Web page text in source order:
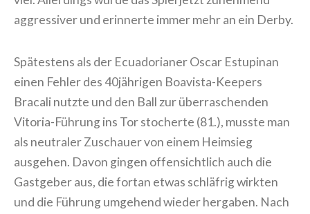
aggressiver und erinnerte immer mehr an ein Derby.
Spätestens als der Ecuadorianer Oscar Estupinan
einen Fehler des 40jährigen Boavista-Keepers
Bracali nutzte und den Ball zur überraschenden
Vitoria-Führung ins Tor stocherte (81.), musste man
als neutraler Zuschauer von einem Heimsieg
ausgehen. Davon gingen offensichtlich auch die
Gastgeber aus, die fortan etwas schläfrig wirkten
und die Führung umgehend wieder hergaben. Nach